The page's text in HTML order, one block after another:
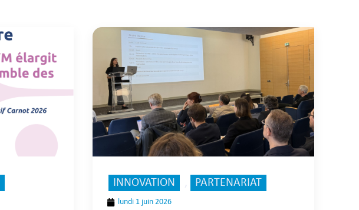
INNOVATION , PARTENARIAT
lundi 1 juin 2026